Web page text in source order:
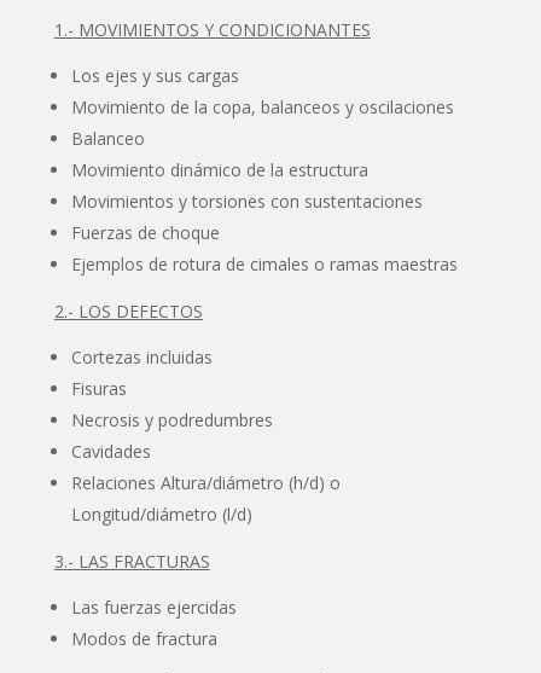
1.- MOVIMIENTOS Y CONDICIONANTES
Los ejes y sus cargas
Movimiento de la copa, balanceos y oscilaciones
Balanceo
Movimiento dinámico de la estructura
Movimientos y torsiones con sustentaciones
Fuerzas de choque
Ejemplos de rotura de cimales o ramas maestras
2.- LOS DEFECTOS
Cortezas incluidas
Fisuras
Necrosis y podredumbres
Cavidades
Relaciones Altura/diámetro (h/d) o
Longitud/diámetro (l/d)
3.- LAS FRACTURAS
Las fuerzas ejercidas
Modos de fractura